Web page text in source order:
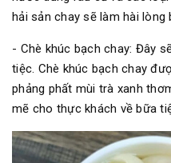
hải sản chay sẽ làm hài lòng
- Chè khúc bạch chay: Đây
tiệc. Chè khúc bạch chay
phảng phất mùi trà xanh
mẽ cho thực khách về bữa